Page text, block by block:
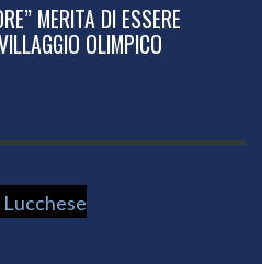
MERITA DI ESSERE
OLIMPICO